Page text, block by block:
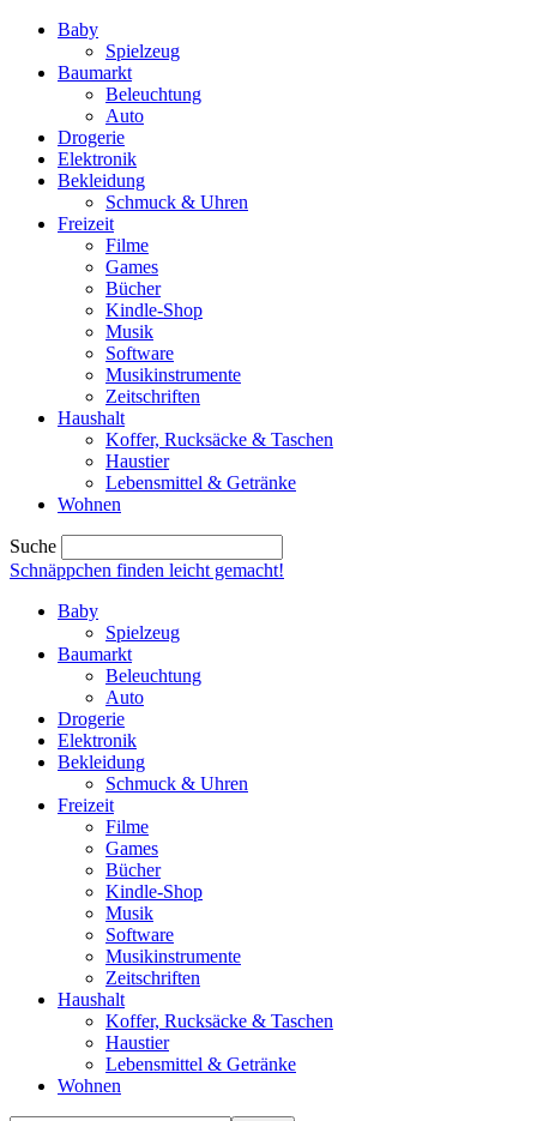
Baby
Spielzeug
Baumarkt
Beleuchtung
Auto
Drogerie
Elektronik
Bekleidung
Schmuck & Uhren
Freizeit
Filme
Games
Bücher
Kindle-Shop
Musik
Software
Musikinstrumente
Zeitschriften
Haushalt
Koffer, Rucksäcke & Taschen
Haustier
Lebensmittel & Getränke
Wohnen
Suche
Schnäppchen finden leicht gemacht!
Baby
Spielzeug
Baumarkt
Beleuchtung
Auto
Drogerie
Elektronik
Bekleidung
Schmuck & Uhren
Freizeit
Filme
Games
Bücher
Kindle-Shop
Musik
Software
Musikinstrumente
Zeitschriften
Haushalt
Koffer, Rucksäcke & Taschen
Haustier
Lebensmittel & Getränke
Wohnen